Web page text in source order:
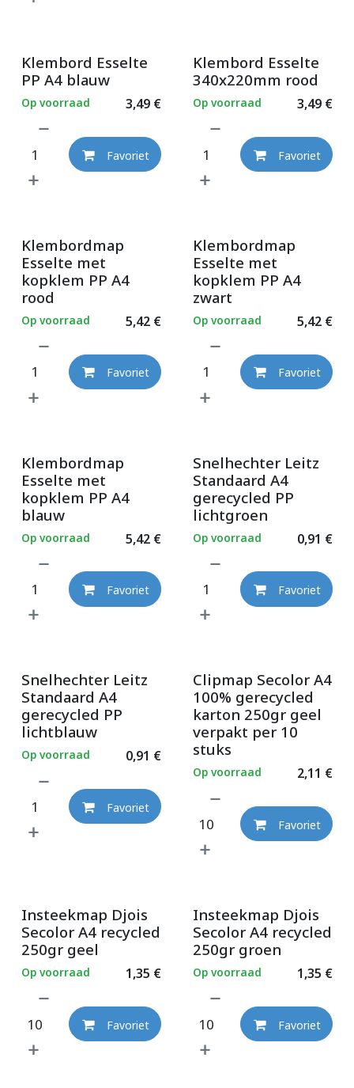
Klembord Esselte
PP A4 blauw
3,49€
Op voorraad
Favoriet
Klembord Esselte
340x220mm rood
3,49€
Op voorraad
Favoriet
Klembordmap
Esselte met
kopklem PP A4
rood
5,42€
Op voorraad
Favoriet
Klembordmap
Esselte met
kopklem PP A4
zwart
5,42€
Op voorraad
Favoriet
Klembordmap
Esselte met
kopklem PP A4
blauw
5,42€
Op voorraad
Favoriet
Snelhechter Leitz
Standaard A4
gerecycled PP
lichtgroen
0,91 €
Op voorraad
Favoriet
Snelhechter Leitz
Standaard A4
gerecycled PP
lichtblauw
0,91 €
Op voorraad
Favoriet
Clipmap Secolor A4
100% gerecycled
karton 250gr geel
verpakt per 10
stuks
2,11 €
Op voorraad
Favoriet
Insteekmap Djois
Secolor A4 recycled
250gr geel
1,35 €
Op voorraad
Favoriet
Insteekmap Djois
Secolor A4 recycled
250gr groen
1,35 €
Op voorraad
Favoriet